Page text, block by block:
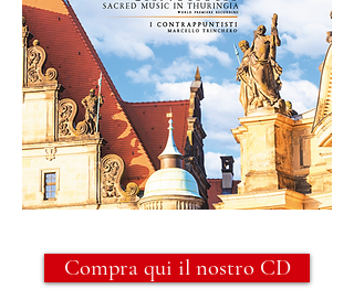
Compra qui il nostro CD